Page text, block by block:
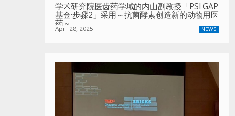
学术研究院医齿药学域的内山副教授「PSI GAP
基金·步骤2」采用～抗菌酵素创造新的动物用医
药～
NEWS
April 28, 2025